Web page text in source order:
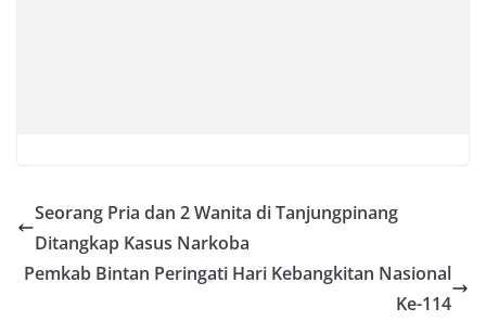
Seorang Pria dan 2 Wanita di Tanjungpinang
Ditangkap Kasus Narkoba
Pemkab Bintan Peringati Hari Kebangkitan Nasional
Ke-114